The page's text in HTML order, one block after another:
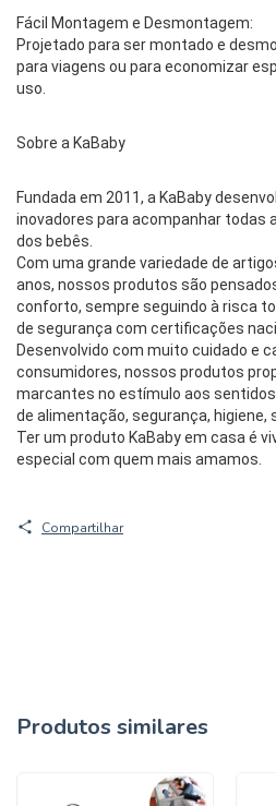
Fácil Montagem e Desmontagem:
Projetado para ser montado e
para viagens ou para economizar
uso.
Sobre a KaBaby
Fundada em 2011, a KaBaby
inovadores para acompanhar todas
dos bebês.
Com uma grande variedade de
anos, nossos produtos são
conforto, sempre seguindo à risca
de segurança com certificações
Desenvolvido com muito cuidado e
consumidores, nossos produtos
marcantes no estímulo aos
de alimentação, segurança, higiene,
Ter um produto KaBaby em casa é
especial com quem mais amamos.
Compartilhar
Produtos similares